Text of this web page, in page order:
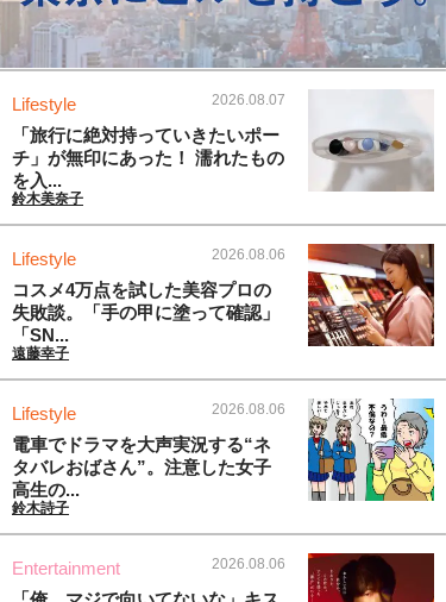
Lifestyle 2026.08.07
「旅行に絶対持っていきたいポー
チ」が無印にあった！ 濡れたもの
を入...
鈴木美奈子
Lifestyle 2026.08.06
コスメ4万点を試した美容プロの
失敗談。「手の甲に塗って確認」
「SN...
遠藤幸子
Lifestyle 2026.08.06
電車でドラマを大声実況する“ネ
タバレおばさん”。注意した女子
高生の...
鈴木詩子
Entertainment 2026.08.06